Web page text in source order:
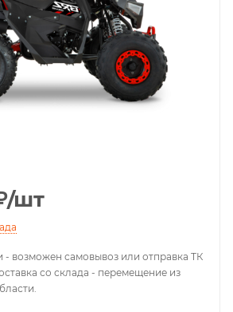
/шт
- возможен самовывоз или отправка ТК
со склада - перемещение из